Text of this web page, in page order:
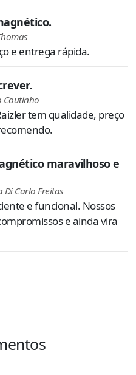
e entrega rápida.
Coutinho
tem qualidade, preço
maravilhoso e
Di Carlo Freitas
e funcional. Nossos
e ainda vira